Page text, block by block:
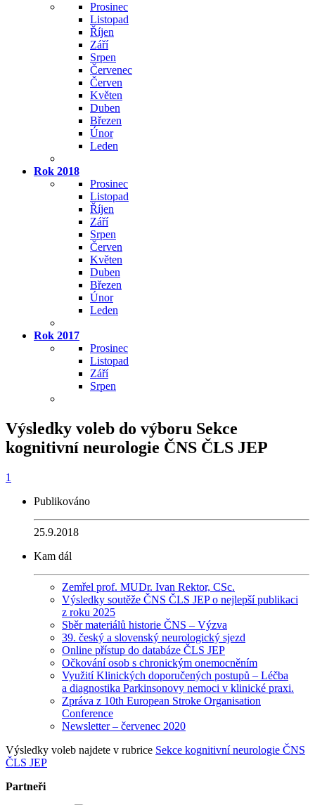
Prosinec
Listopad
Říjen
Září
Srpen
Červenec
Červen
Květen
Duben
Březen
Únor
Leden
Rok 2018
Prosinec
Listopad
Říjen
Září
Srpen
Červen
Květen
Duben
Březen
Únor
Leden
Rok 2017
Prosinec
Listopad
Září
Srpen
Výsledky voleb do výboru Sekce
kognitivní neurologie ČNS ČLS JEP
1
Publikováno
25.9.2018
Kam dál
Zemřel prof. MUDr. Ivan Rektor, CSc.
Výsledky soutěže ČNS ČLS JEP o nejlepší publikaci
z roku 2025
Sběr materiálů historie ČNS – Výzva
39. český a slovenský neurologický sjezd
Online přístup do databáze ČLS JEP
Očkování osob s chronickým onemocněním
Využití Klinických doporučených postupů – Léčba
a diagnostika Parkinsonovy nemoci v klinické praxi.
Zpráva z 10th European Stroke Organisation
Conference
Newsletter – červenec 2020
Výsledky voleb najdete v rubrice Sekce kognitivní neurologie ČNS
ČLS JEP
Partneři